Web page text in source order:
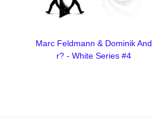
Marc Feldmann & Dominik And
r? - White Series #4